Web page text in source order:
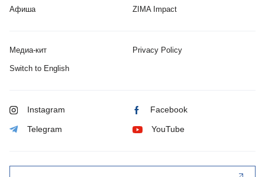
Афиша ZIMA Impact
Медиа-кит Privacy Policy
Switch to English
Instagram Facebook
Telegram YouTube